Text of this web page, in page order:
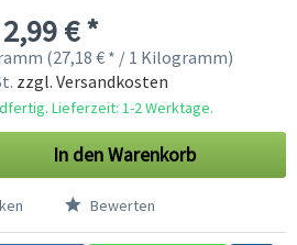
2,99 € *
(27,18 € * / 1 Kilogramm)
zzgl. Versandkosten
Lieferzeit: 1-2 Werktage.
In denWarenkorb
Bewerten